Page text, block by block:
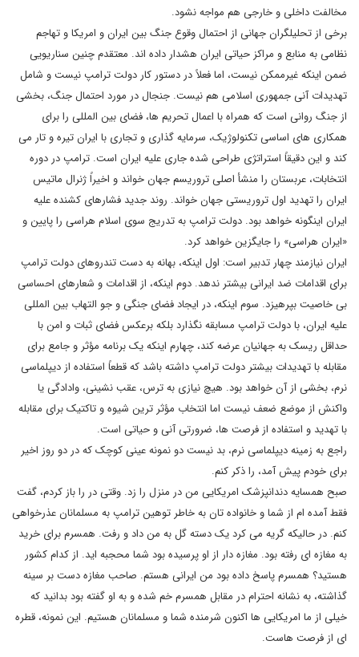
مخالفت داخلی و خارجی هم مواجه نشود.
برخی از تحلیلگران جهانی از احتمال وقوع جنگ بین ایران و امریکا و تهاجم
نظامی به منابع و مراکز حیاتی ایران هشدار داده اند. معتقدم چنین سناریویی
ضمن اینکه غیرممکن نیست، اما فعلاً در دستور کار دولت ترامپ نیست و شامل
تهدیدات آنی جمهوری اسلامی هم نیست. جنجال در مورد احتمال جنگ، بخشی
از جنگ روانی است که همراه با اعمال تحریم ها، فضای بین المللی را برای
همکاری های اساسی تکنولوژیک، سرمایه گذاری و تجاری با ایران تیره و تار می
کند و این دقیقاً استراتژی طراحی شده جاری علیه ایران است. ترامپ در دوره
انتخابات، عربستان را منشأ اصلی تروریسم جهان خواند و اخیراً ژنرال ماتیس
ایران را تهدید اول تروریستی جهان خواند. روند جدید فشارهای کشنده علیه
ایران اینگونه خواهد بود. دولت ترامپ به تدریج سوی اسلام هراسی را پایین و
«ایران هراسی» را جایگزین خواهد کرد.
ایران نیازمند چهار تدبیر است: اول اینکه، بهانه به دست تندروهای دولت ترامپ
برای اقدامات ضد ایرانی بیشتر ندهد. دوم اینکه، از اقدامات و شعارهای احساسی
بی خاصیت بپرهیزد. سوم اینکه، در ایجاد فضای جنگی و جو التهاب بین المللی
علیه ایران، با دولت ترامپ مسابقه نگذارد بلکه برعکس فضای ثبات و امن با
حداقل ریسک به جهانیان عرضه کند، چهارم اینکه یک برنامه مؤثر و جامع برای
مقابله با تهدیدات بیشتر دولت ترامپ داشته باشد که قطعاً استفاده از دیپلماسی
نرم، بخشی از آن خواهد بود. هیچ نیازی به ترس، عقب نشینی، وادادگی یا
واکنش از موضع ضعف نیست اما انتخاب مؤثر ترین شیوه و تاکتیک برای مقابله
با تهدید و استفاده از فرصت ها، ضرورتی آنی و حیاتی است.
راجع به زمینه دیپلماسی نرم، بد نیست دو نمونه عینی کوچک که در دو روز اخیر
برای خودم پیش آمد، را ذکر کنم.
صبح همسایه دندانپزشک امریکایی من در منزل را زد. وقتی در را باز کردم، گفت
فقط آمده ام از شما و خانواده تان به خاطر توهین ترامپ به مسلمانان عذرخواهی
کنم. در حالیکه گریه می کرد یک دسته گل به من داد و رفت. همسرم برای خرید
به مغازه ای رفته بود. مغازه دار از او پرسیده بود شما محجبه اید. از کدام کشور
هستید؟ همسرم پاسخ داده بود من ایرانی هستم. صاحب مغازه دست بر سینه
گذاشته، به نشانه احترام در مقابل همسرم خم شده و به او گفته بود بدانید که
خیلی از ما امریکایی ها اکنون شرمنده شما و مسلمانان هستیم. این نمونه، قطره
ای از فرصت هاست.